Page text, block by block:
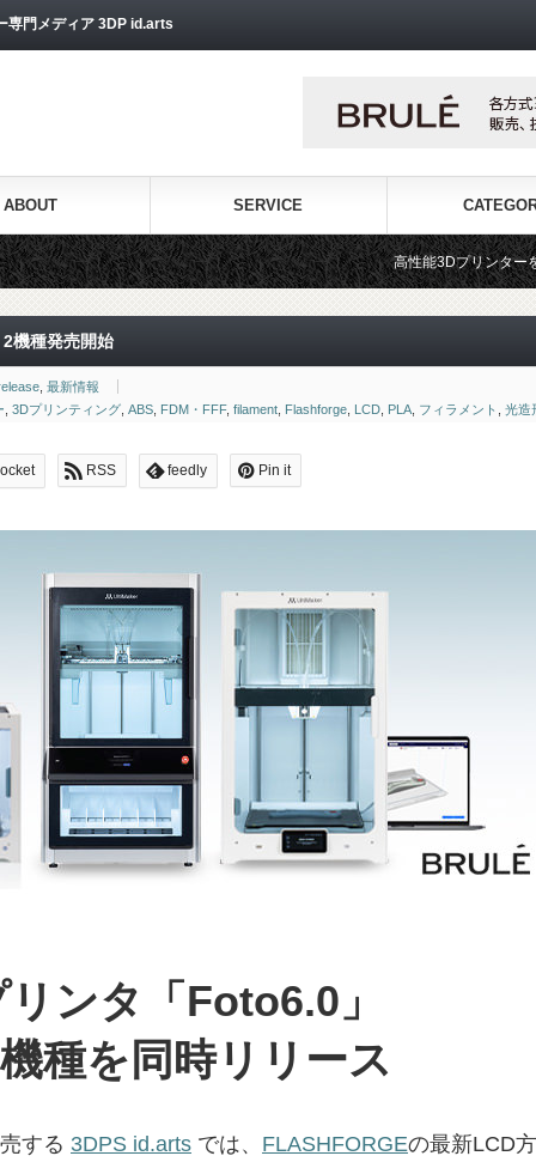
専門メディア 3DP id.arts
ABOUT SERVICE
高性能3Dプリンターを販売する3Dプリンター専
機種発売開始
最新情報
3Dプリンティング ABS FDM・FFF, filament Flashforge LCD PLA フィラメント 光造
RSS feedly Pin it
ンタ「Foto6.0」
種を同時リリース
する 3DPS id.arts では、 FLASHFORGEの最新LCD方